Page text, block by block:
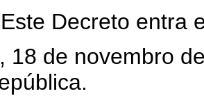
Decreto entra
18 de novembro